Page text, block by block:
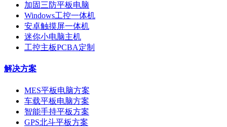
加固三防平板电脑
Windows工控一体机
安卓触摸屏一体机
迷你小电脑主机
工控主板PCBA定制
解决方案
MES平板电脑方案
车载平板电脑方案
智能手持平板方案
GPS北斗平板方案